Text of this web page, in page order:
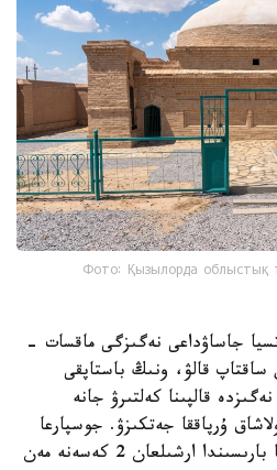
Фото: Қызылорда облыстық
جاساۋداعى نەگىزگى ماقسات -
ساقتاپ قالۋ، ونىڭ باستاپقى
قالپىنا كەلتىرۋ جانە
ۇرپاققا جەتكىزۋ. جوسپارعا
سايكەس ارحەولوگيالىق قازبا بارىسىندا ارشىلعان 2 كەسەنە مەن